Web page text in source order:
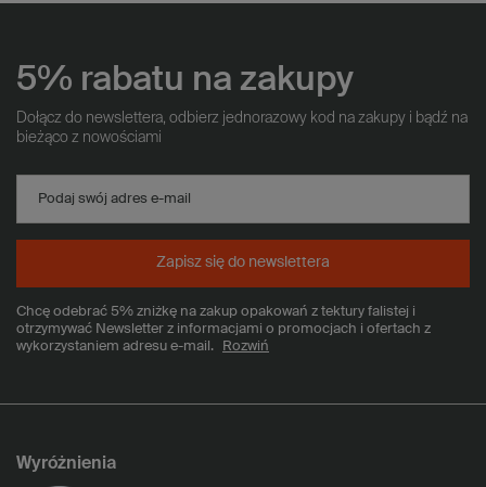
5% rabatu na zakupy
Dołącz do newslettera, odbierz jednorazowy kod na zakupy i bądź na
bieżąco z nowościami
Podaj swój adres e-mail
Chcę odebrać 5% zniżkę na zakup opakowań z tektury falistej i
otrzymywać Newsletter z informacjami o promocjach i ofertach z
wykorzystaniem adresu e-mail.
Rozwiń
Zapisz się do newslettera
Wyróżnienia